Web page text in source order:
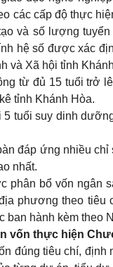
các cấp độ thực
và số lượng
hệ số được xác
và Xã hội tỉnh
từ đủ 15 tuổi trở
tỉnh Khánh Hòa.
tuổi suy dinh
đáp ứng nhiều chỉ
nhất.
phân bổ vốn ngân
phương theo
ban hành kèm theo
vốn thực hiện
đúng tiêu chí,